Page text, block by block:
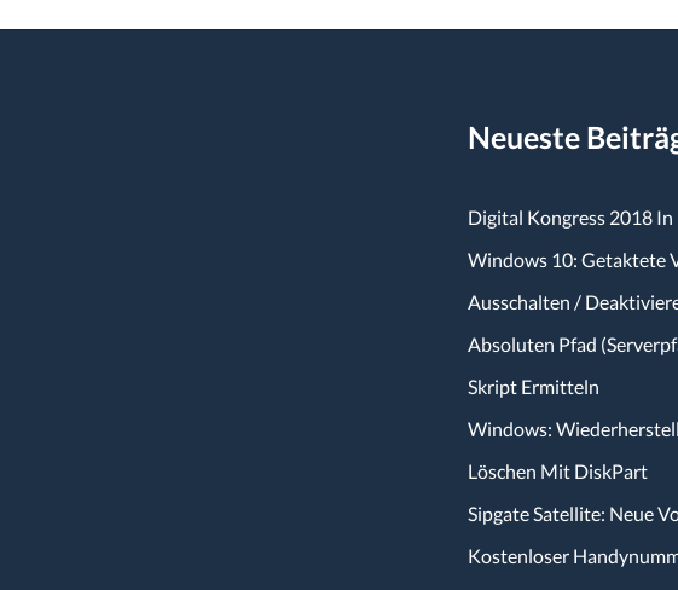
Neueste
Digital Kongress 2018
Windows 10: Getaktete
Ausschalten /
Absoluten Pfad
Skript Ermitteln
Windows:
Löschen Mit DiskPart
Sipgate Satellite: Neue
Kostenloser